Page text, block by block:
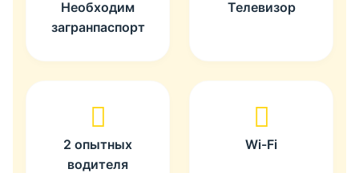
Необходим
загранпаспорт
Телевизор
2 опытных
водителя
Wi-Fi